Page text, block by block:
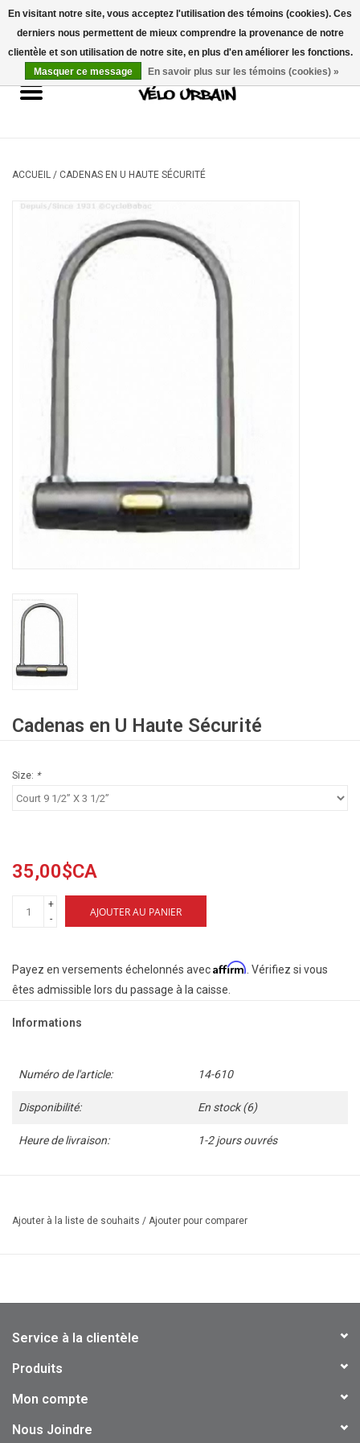
USD/CAD 0 Articles - 0,00$CA
Vélos neufs
Mécanique
Accessoires
Idées Cadeaux
Composantes
Marques
ACCUEIL / CADENAS EN U HAUTE SÉCURITÉ
Cadenas en U Haute Sécurité
Size: *
35,00$CA
+
-
AJOUTER AU PANIER
Payez en versements échelonnés avecAffirm. Vérifiez si vous
êtes admissible lors du passage à la caisse.
Informations
Numéro de l'article: 14-610
Disponibilité: En stock(6)
Heure de livraison: 1-2 jours ouvrés
Ajouter à la liste de souhaits / Ajouter pour comparer
Service à la clientèle
Produits
Mon compte
Nous Joindre
En visitant notre site, vous acceptez l'utilisation des témoins (cookies). Ces
derniers nous permettent de mieux comprendre la provenance de notre
clientèle et son utilisation de notre site, en plus d'en améliorer les fonctions.
Masquer ce message
En savoir plus sur les témoins (cookies) »